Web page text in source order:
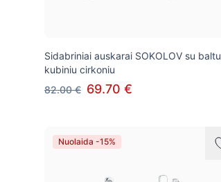
Sidabriniai auskarai SOKOLOV su baltu
kubiniu cirkoniu
82.00 € 69.70 €
Nuolaida -15%